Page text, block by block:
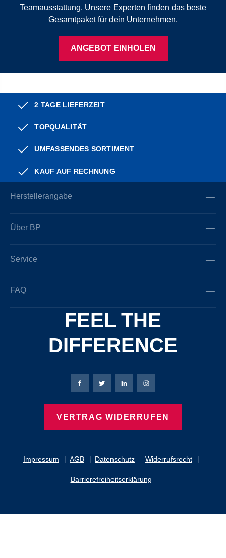
Teamausstattung. Unsere Experten finden das beste
Gesamtpaket für dein Unternehmen.
ANGEBOT EINHOLEN
2 TAGE LIEFERZEIT
TOPQUALITÄT
UMFASSENDES SORTIMENT
KAUF AUF RECHNUNG
Herstellerangabe
Über BP
Service
FAQ
FEEL THE
DIFFERENCE
Impressum AGB Datenschutz Widerrufsrecht
Barrierefreiheitserklärung
Bierbaum-Proenen Facebook-Seite
Bierbaum-Proenen Twitter Seite
Bierbaum-Proenen LinkedIn
Bierbaum-Proenen
VERTRAG WIDERRUFEN